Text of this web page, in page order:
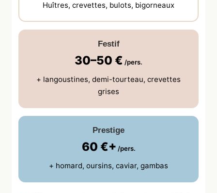
Huîtres, crevettes, bulots, bigorneaux
Festif
30–50 € /pers.
+ langoustines, demi-tourteau, crevettes
grises
Prestige
60 €+ /pers.
+ homard, oursins, caviar, gambas